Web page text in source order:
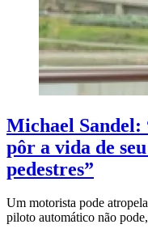
Michael
pôr a vida de
pedestres”
Um motorista pode
piloto automático não